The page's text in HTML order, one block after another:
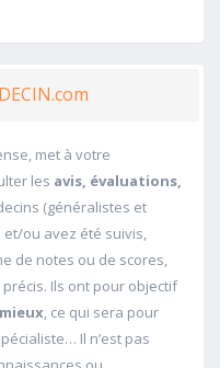
met à votre
les avis, évaluations,
(généralistes et
ou avez été suivis,
de notes ou de scores,
Ils ont pour objectif
, ce qui sera pour
Il n’est pas